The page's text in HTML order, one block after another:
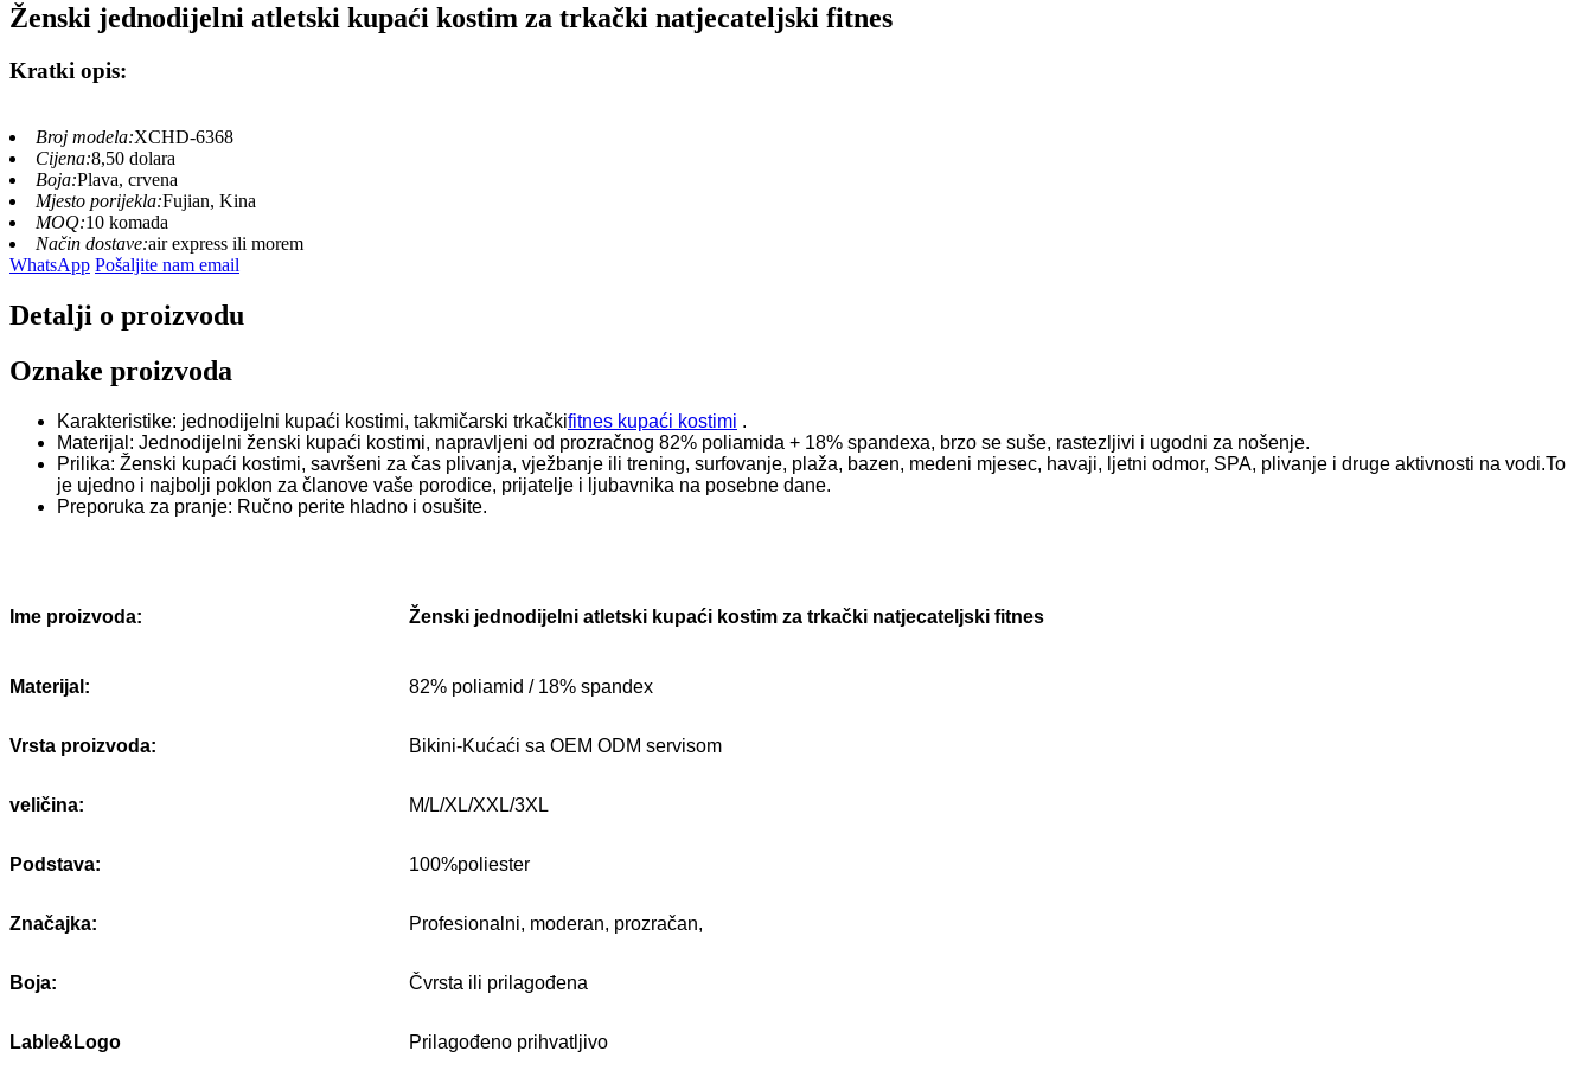
Ženski jednodijelni atletski kupaći kostim za trkački natjecateljski fitnes
Kratki opis:
Broj modela:XCHD-6368
Cijena:8,50 dolara
Boja:Plava, crvena
Mjesto porijekla:Fujian, Kina
MOQ:10 komada
Način dostave:air express ili morem
WhatsApp Pošaljite nam email
Detalji o proizvodu
Oznake proizvoda
Karakteristike: jednodijelni kupaći kostimi, takmičarski trkačkifitnes kupaći kostimi .
Materijal: Jednodijelni ženski kupaći kostimi, napravljeni od prozračnog 82% poliamida + 18% spandexa, brzo se suše, rastezljivi i ugodni za nošenje.
Prilika: Ženski kupaći kostimi, savršeni za čas plivanja, vježbanje ili trening, surfovanje, plaža, bazen, medeni mjesec, havaji, ljetni odmor, SPA, plivanje i druge aktivnosti na vodi.To
je ujedno i najbolji poklon za članove vaše porodice, prijatelje i ljubavnika na posebne dane.
Preporuka za pranje: Ručno perite hladno i osušite.
Ime proizvoda: Ženski jednodijelni atletski kupaći kostim za trkački natjecateljski fitnes
Materijal: 82% poliamid / 18% spandex
Vrsta proizvoda: Bikini-Kućaći sa OEM ODM servisom
veličina: M/L/XL/XXL/3XL
Podstava: 100%poliester
Značajka: Profesionalni, moderan, prozračan,
Boja: Čvrsta ili prilagođena
Lable&Logo Prilagođeno prihvatljivo